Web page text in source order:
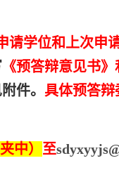
请学位和上次申
《预答辩意见书
件。 具体预答辩
中） 至